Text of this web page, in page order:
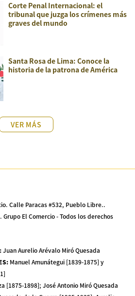
Corte Penal Internacional: el
tribunal que juzga los crímenes más
graves del mundo
Santa Rosa de Lima: Conoce la
historia de la patrona de América
VER MÁS
Calle Paracas #532, Pueblo Libre..
El Comercio - Todos los derechos
:Juan Aurelio Arévalo Miró Quesada
: Manuel Amunátegui [1839-1875] y
[1875-1898]; José Antonio Miró Quesada